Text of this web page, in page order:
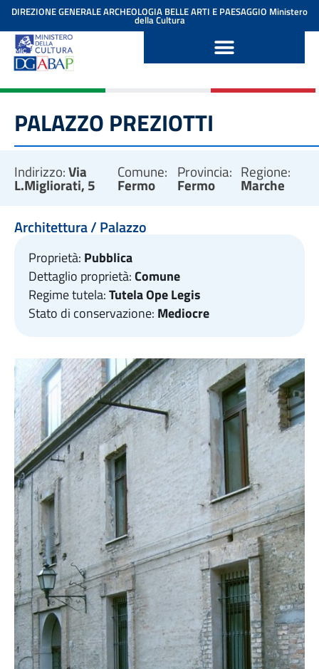
contenuto
DIREZIONE GENERALE ARCHEOLOGIA BELLE ARTI E PAESAGGIO Ministero
della Cultura
PALAZZO PREZIOTTI
Indirizzo:Via
L.Migliorati, 5
Comune:
Fermo
Provincia:
Fermo
Regione:
Marche
Architettura / Palazzo
Proprietà: Pubblica
Dettaglio proprietà:Comune
Regime tutela:Tutela Ope Legis
Stato di conservazione: Mediocre